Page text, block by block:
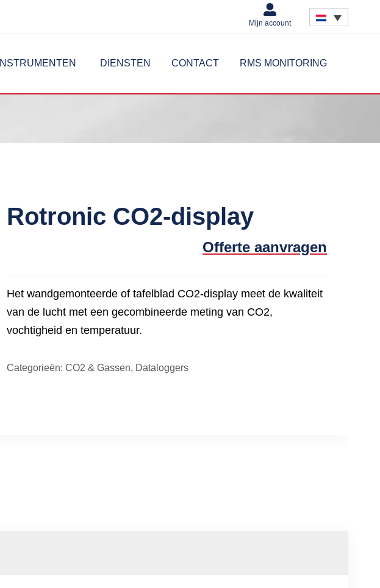
Mijn account
INSTRUMENTEN DIENSTEN CONTACT RMS MONITORING
Rotronic CO2-display
Offerte aanvragen
Het wandgemonteerde of tafelblad CO2-display meet de kwaliteit
van de lucht met een gecombineerde meting van CO2,
vochtigheid en temperatuur.
Categorieën: CO2 & Gassen, Dataloggers